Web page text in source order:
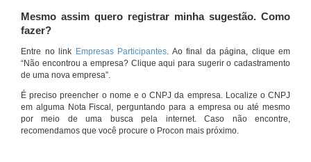
Mesmo assim quero registrar minha sugestão. Como
fazer?
Entre no link Empresas Participantes. Ao final da página, clique em
“Não encontrou a empresa? Clique aqui para sugerir o cadastramento
de uma nova empresa”.
É preciso preencher o nome e o CNPJ da empresa. Localize o CNPJ
em alguma Nota Fiscal, perguntando para a empresa ou até mesmo
por meio de uma busca pela internet. Caso não encontre,
recomendamos que você procure o Procon mais próximo.